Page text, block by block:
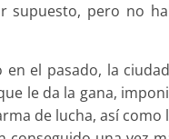
supuesto, pero no
en el pasado, la
le da la gana,
de lucha, así